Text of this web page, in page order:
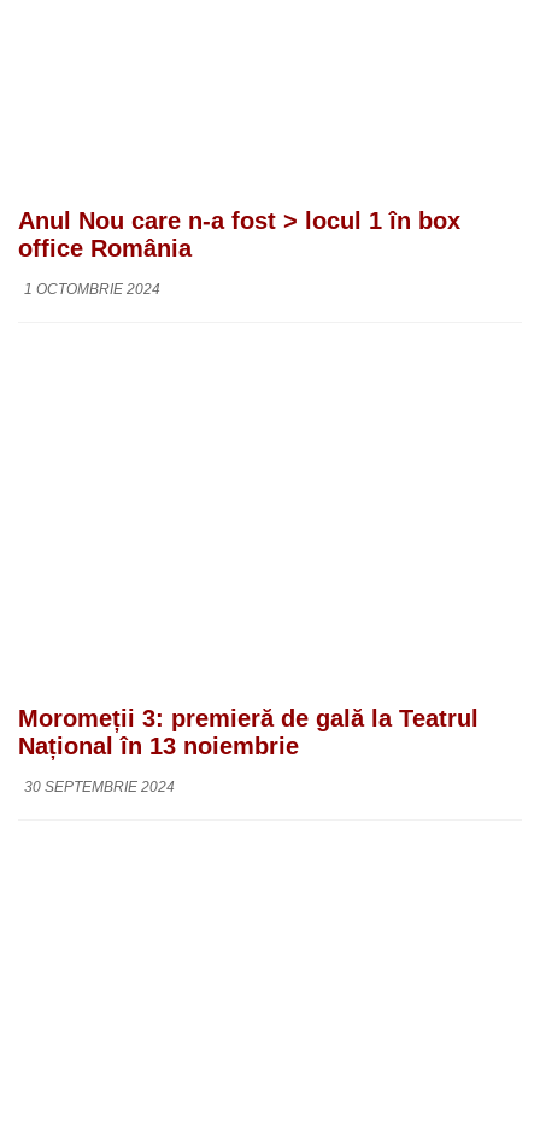
Anul Nou care n-a fost > locul 1 în box
office România
1 OCTOMBRIE 2024
Moromeții 3: premieră de gală la Teatrul
Național în 13 noiembrie
30 SEPTEMBRIE 2024